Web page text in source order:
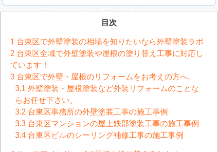
目次
1 台東区で外壁塗装の相場を知りたいなら外壁塗装ラボ
2 台東区全域で外壁塗装や屋根の塗り替え工事に対応し
ています！
3 台東区で外壁・屋根のリフォームをお考えの方へ。
3.1 外壁塗装・屋根塗装など外装リフォームのことな
らお任せ下さい。
3.2 台東区事務所の外壁塗装工事の施工事例
3.3 台東区マンションの屋上鉄部塗装工事の施工事例
3.4 台東区ビルのシーリング補修工事の施工事例